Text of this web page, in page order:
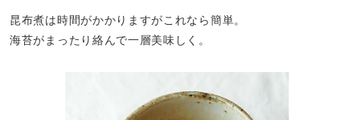
昆布煮は時間がかかりますがこれなら簡単。
海苔がまったり絡んで一層美味しく。